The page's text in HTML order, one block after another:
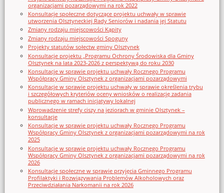
organizacjami pozarządowymi na rok 2022
Konsultacje społeczne dotyczące projektu uchwały w sprawie
utworzenia Olsztyneckiej Rady Seniorów i nadania jej Statutu
Zmiany rodzaju miejscowości Kąpity
Zmiany rodzaju miejscowości Spoguny
Projekty statutów sołectw gminy Olsztynek
Konsultacje projektu „Programu Ochrony Środowiska dla Gminy
Olsztynek na lata 2023-2026 z perspektywą do roku 2030
Konsultacje w sprawie projektu uchwały Rocznego Programu
Współpracy Gminy Olsztynek z organizacjami pozarządowymi
Konsultacje w sprawie projektu uchwały w sprawie określenia trybu
i szczegółowych kryteriów oceny wniosków o realizację zadania
publicznego w ramach inicjatywy lokalnej
Wprowadzenie strefy ciszy na jeziorach w gminie Olsztynek –
konsultacje
Konsultacje w sprawie projektu uchwały Rocznego Programu
Współpracy Gminy Olsztynek z organizacjami pozarządowymi na rok
2025
Konsultacje w sprawie projektu uchwały Rocznego Programu
Współpracy Gminy Olsztynek z organizacjami pozarządowymi na rok
2026
Konsultacje społeczne w sprawie przyjęcia Gminnego Programu
Profilaktyki i Rozwiązywania Problemów Alkoholowych oraz
Przeciwdziałania Narkomanii na rok 2026